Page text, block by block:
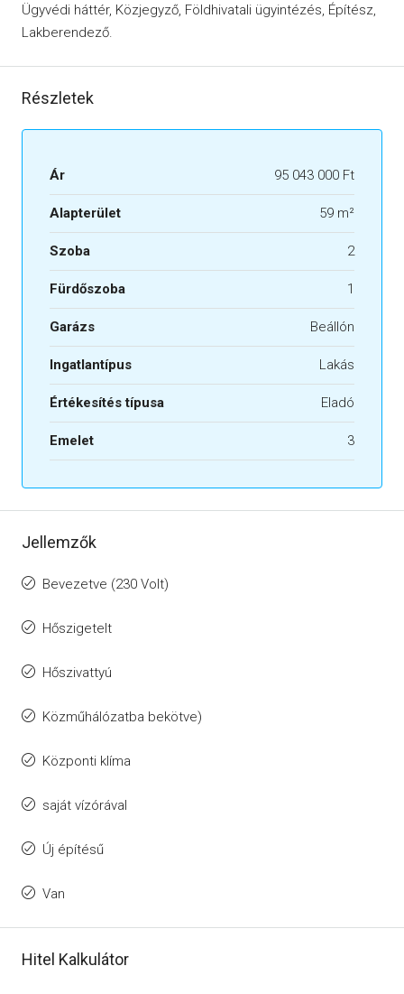
Ügyvédi háttér, Közjegyző, Földhivatali ügyintézés, Építész,
Lakberendező.
Részletek
Ár 95 043 000 Ft
Alapterület 59 m²
Szoba 2
Fürdőszoba 1
Garázs Beállón
Ingatlantípus Lakás
Értékesítés típusa Eladó
Emelet 3
Jellemzők
Bevezetve (230 Volt)
Hőszigetelt
Hőszivattyú
Közműhálózatba bekötve)
Központi klíma
saját vízórával
Új építésű
Van
Hitel Kalkulátor